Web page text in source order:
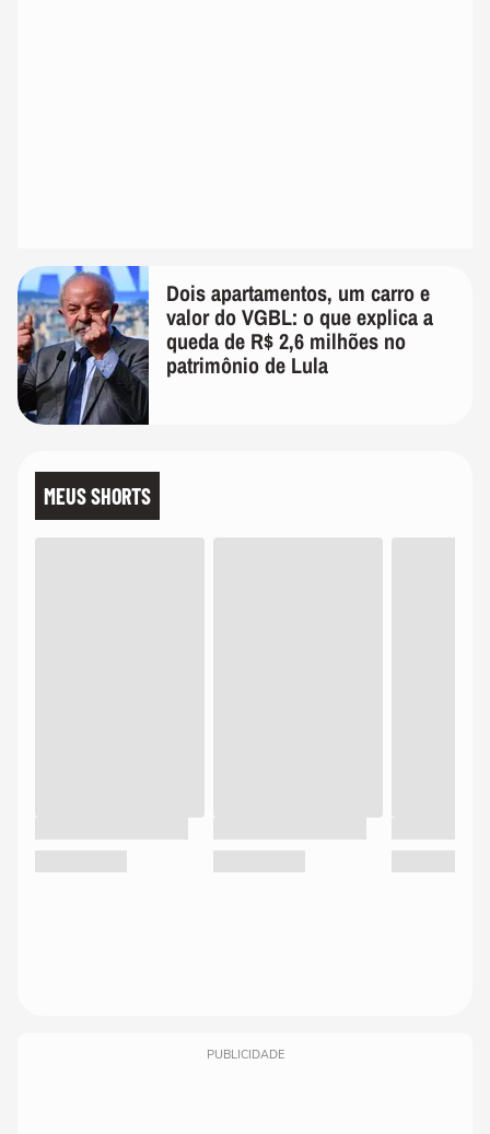
Dois apartamentos, um carro e
valor do VGBL: o que explica a
queda de R$ 2,6 milhões no
patrimônio de Lula
MEUS SHORTS
PUBLICIDADE